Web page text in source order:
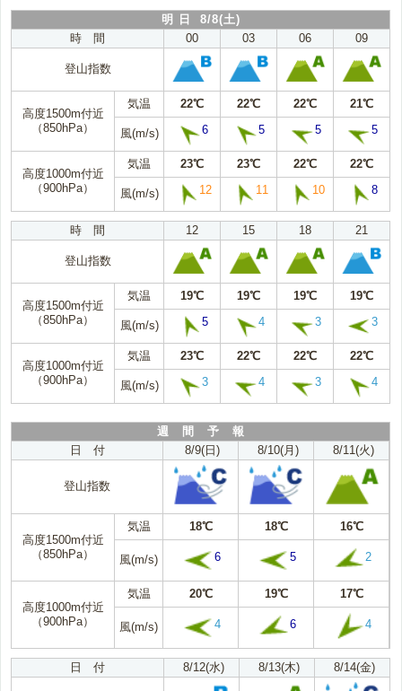
明 日 8/8(土)
時 間
00 03 06 09
登山指数
高度1500m付近
（850hPa）
気温 22℃ 22℃ 22℃ 21℃
風(m/s) 6 5 5 5
高度1000m付近
（900hPa）
気温 23℃ 23℃ 22℃ 22℃
風(m/s) 12 11 10 8
時 間 12 15 18 21
登山指数
高度1500m付近
（850hPa）
気温 19℃ 19℃ 19℃ 19℃
風(m/s) 5 4 3 3
高度1000m付近
（900hPa）
気温 23℃ 22℃ 22℃ 22℃
風(m/s) 3 4 3 4
週 間 予 報
日 付
8/9(日) 8/10(月) 8/11(火)
登山指数
高度1500m付近
（850hPa）
気温 18℃ 18℃ 16℃
風(m/s) 6 5 2
高度1000m付近
（900hPa）
気温 20℃ 19℃ 17℃
風(m/s) 4 6 4
日 付 8/12(水) 8/13(木) 8/14(金)